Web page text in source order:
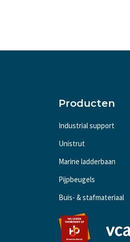
Producten
Industrial support
Unistrut
Marine ladderbaan
Pijpbeugels
Buis- & stafmateriaal